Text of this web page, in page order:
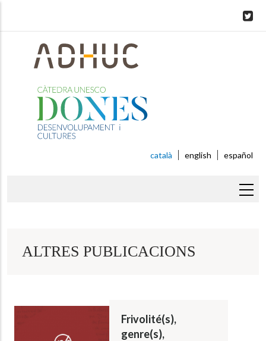
català english español
ALTRES PUBLICACIONS
Frivolité(s),
genre(s),